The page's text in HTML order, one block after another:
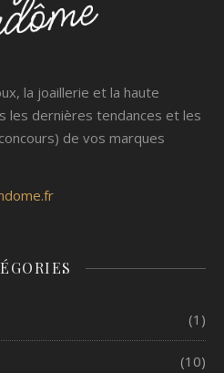
la joaillerie et la haute
les dernières tendances et les
de vos marques
(1)
(10)